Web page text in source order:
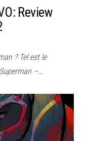
Review
? Tel est le
–…